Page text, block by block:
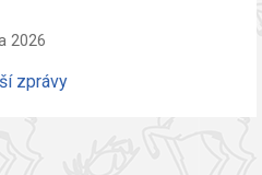
2026
zprávy